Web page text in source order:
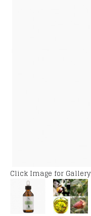
Click Image for Gallery